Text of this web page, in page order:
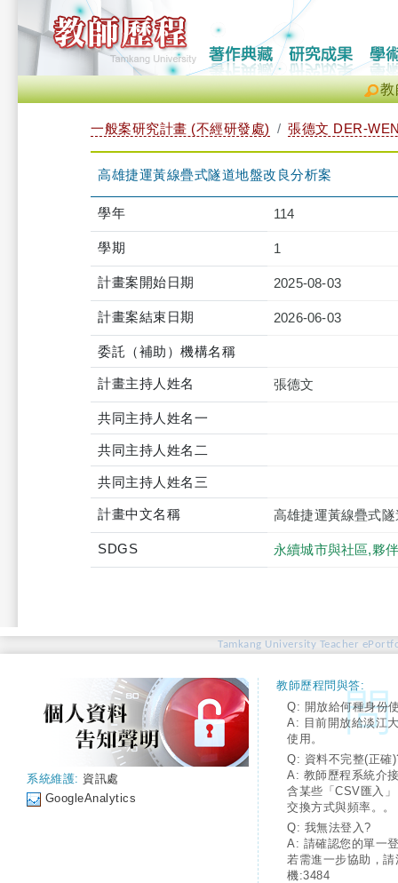
教
一般案研究計畫 (不經研發處) 張德文 DER-
高雄捷運黃線疊式隧道地盤改良分析案
學年 114
學期 1
計畫案開始日期 2025-08-03
計畫案結束日期 2026-06-03
委託（補助）機構名稱
計畫主持人姓名 張德文
共同主持人姓名一
共同主持人姓名二
共同主持人姓名三
計畫中文名稱 高雄捷運黃線疊式
SDGS 永續城市與社區,夥
Tamkang University Teacher
系統維護: 資訊處
GoogleAnalytics
教師歷程問與答:
Q: 開放給何種身份
A: 目前開放給淡江
使用。
Q: 資料不完整(正確
A: 教師歷程系統介
含某些「CSV匯入
交換方式與頻率。。
Q: 我無法登入?
A: 請確認您的單一
若需進一步協助，
機:3484